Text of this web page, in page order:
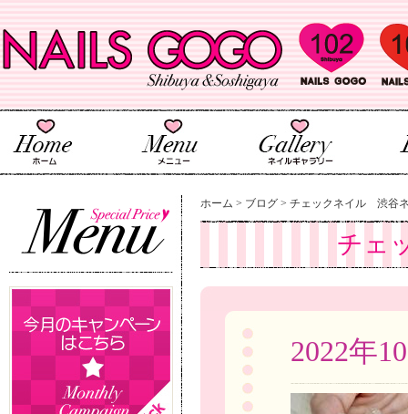
ホーム > ブログ > チェックネイル 渋谷
チェ
2022年